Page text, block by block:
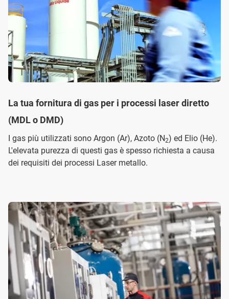
La tua fornitura di gas per i processi laser diretto
(MDL o DMD)
I gas più utilizzati sono Argon (Ar), Azoto (N2) ed Elio (He).
L'elevata purezza di questi gas è spesso richiesta a causa
dei requisiti dei processi Laser metallo.